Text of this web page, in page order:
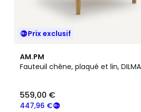
Prix exclusif
AM.PM
Fauteuil chêne, plaqué et lin, DILMA
447,96 €
559,00 €
4,1
/ 5
2
Couleurs